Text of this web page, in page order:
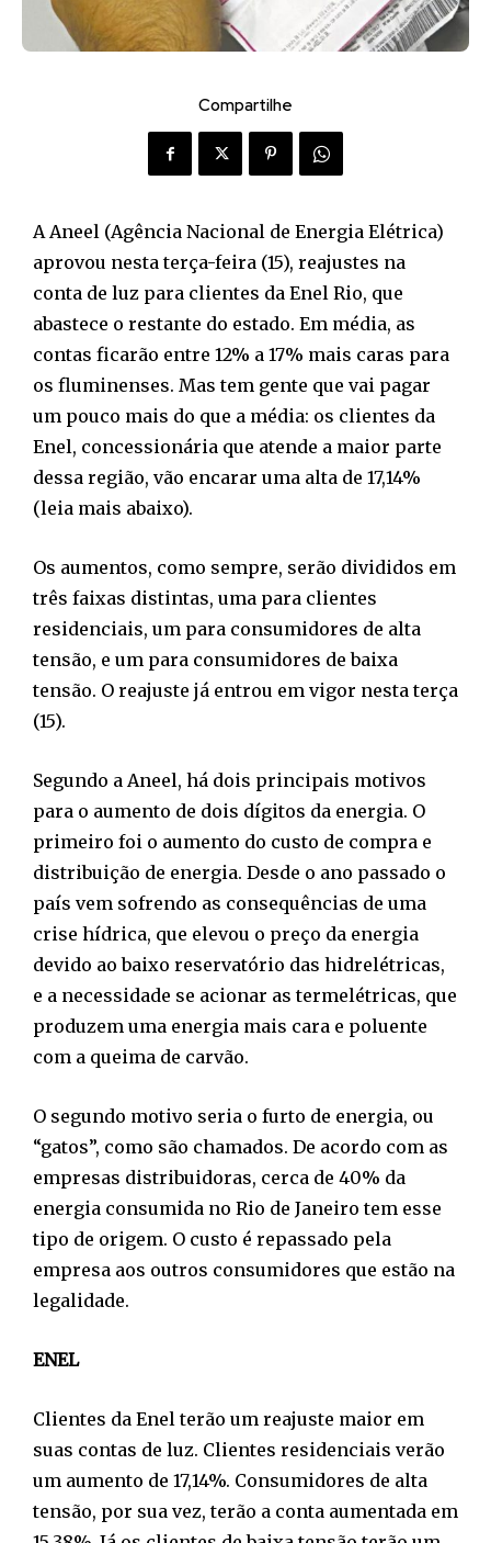
Compartilhe
A Aneel (Agência Nacional de Energia Elétrica)
aprovou nesta terça-feira (15), reajustes na
conta de luz para clientes da Enel Rio, que
abastece o restante do estado. Em média, as
contas ficarão entre 12% a 17% mais caras para
os fluminenses. Mas tem gente que vai pagar
um pouco mais do que a média: os clientes da
Enel, concessionária que atende a maior parte
dessa região, vão encarar uma alta de 17,14%
(leia mais abaixo).
Os aumentos, como sempre, serão divididos em
três faixas distintas, uma para clientes
residenciais, um para consumidores de alta
tensão, e um para consumidores de baixa
tensão. O reajuste já entrou em vigor nesta terça
(15).
Segundo a Aneel, há dois principais motivos
para o aumento de dois dígitos da energia. O
primeiro foi o aumento do custo de compra e
distribuição de energia. Desde o ano passado o
país vem sofrendo as consequências de uma
crise hídrica, que elevou o preço da energia
devido ao baixo reservatório das hidrelétricas,
e a necessidade se acionar as termelétricas, que
produzem uma energia mais cara e poluente
com a queima de carvão.
O segundo motivo seria o furto de energia, ou
“gatos”, como são chamados. De acordo com as
empresas distribuidoras, cerca de 40% da
energia consumida no Rio de Janeiro tem esse
tipo de origem. O custo é repassado pela
empresa aos outros consumidores que estão na
legalidade.
ENEL
Clientes da Enel terão um reajuste maior em
suas contas de luz. Clientes residenciais verão
um aumento de 17,14%. Consumidores de alta
tensão, por sua vez, terão a conta aumentada em